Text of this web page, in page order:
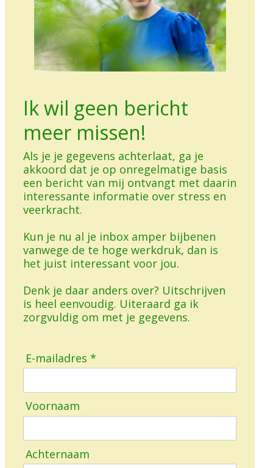
Ik wil geen bericht
meer missen!
Als je je gegevens achterlaat, ga je
akkoord dat je op onregelmatige basis
een bericht van mij ontvangt met daarin
interessante informatie over stress en
veerkracht.
Kun je nu al je inbox amper bijbenen
vanwege de te hoge werkdruk, dan is
het juist interessant voor jou.
Denk je daar anders over? Uitschrijven
is heel eenvoudig. Uiteraard ga ik
zorgvuldig om met je gegevens.
E-mailadres *
Voornaam
Achternaam